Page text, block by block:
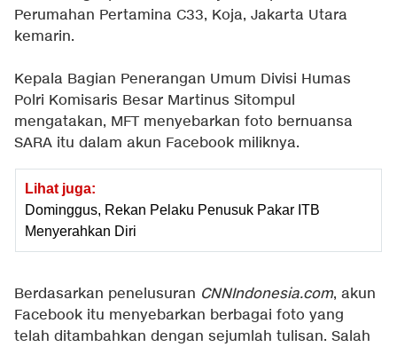
Perumahan Pertamina C33, Koja, Jakarta Utara
kemarin.
Kepala Bagian Penerangan Umum Divisi Humas
Polri Komisaris Besar Martinus Sitompul
mengatakan, MFT menyebarkan foto bernuansa
SARA itu dalam akun Facebook miliknya.
Lihat juga:
Dominggus, Rekan Pelaku Penusuk Pakar ITB
Menyerahkan Diri
Berdasarkan penelusuran CNNIndonesia.com, akun
Facebook itu menyebarkan berbagai foto yang
telah ditambahkan dengan sejumlah tulisan. Salah